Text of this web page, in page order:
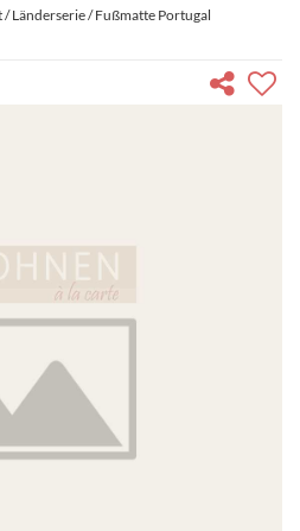
/Länderserie/ Fußmatte Portugal